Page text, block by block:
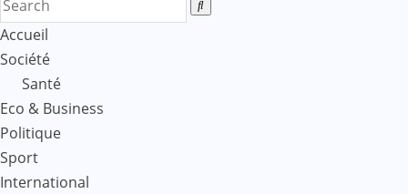
Accueil
Société
Santé
Eco & Business
Politique
Sport
International